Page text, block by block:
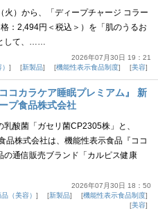
）から、「ディープチャージ コラー
：2,494円＜税込＞）を「肌のうるお
して、……
2026年07月30日 19：21
新製品 機能性表示食品制度 美容
コカラケア睡眠プレミアム』 新
プ食品株式会社
酸菌「ガセリ菌CP2305株」と、
品株式会社は、機能性表示食品『ココ
通信販売ブランド「カルピス健康
2026年07月30日 18：50
（美容） 新製品
機能性表示食品制度
美容